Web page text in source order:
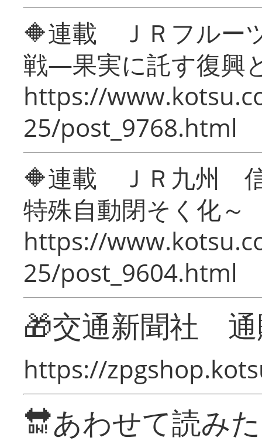
🔶連載 ＪＲフルー
戦―果実に託す復興
https://
25/post_9768.html
🔶連載 ＪＲ九州 信
特殊自動閉そく化～
https://
25/post_9604.html
🎁交通新聞社
https://
🔛あわせて読み